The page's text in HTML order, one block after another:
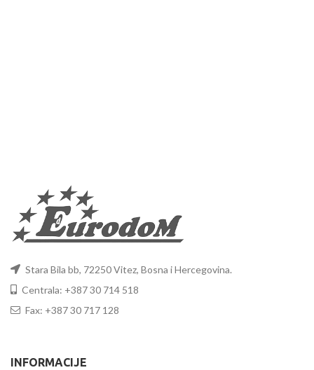
Stara Bila bb, 72250 Vitez, Bosna i Hercegovina.
Centrala: +387 30 714 518
Fax: +387 30 717 128
INFORMACIJE